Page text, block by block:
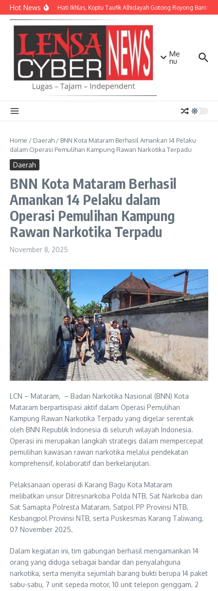
Lewati ke konten
Hot NewsDengan Hati Ikhlas, Koptu Taufik Alhidayah Gotong Royong Bantu
Me
nu
Home / Daerah / BNN Kota Mataram Berhasil Amankan 14 Pelaku
dalam Operasi Pemulihan Kampung Rawan Narkotika Terpadu
Daerah
BNN Kota Mataram Berhasil
Amankan 14 Pelaku dalam
Operasi Pemulihan Kampung
Rawan Narkotika Terpadu
November 8, 2025
LCN – Mataram, – Badan Narkotika Nasional (BNN) Kota
Mataram berpartisipasi aktif dalam Operasi Pemulihan
Kampung Rawan Narkotika Terpadu yang digelar serentak
oleh BNN Republik Indonesia di seluruh wilayah Indonesia.
Operasi ini merupakan langkah strategis dalam mempercepat
pemulihan kawasan rawan narkotika melalui pendekatan
komprehensif, kolaboratif dan berkelanjutan.
Pelaksanaan operasi di Karang Bagu Kota Mataram
melibatkan unsur Ditresnarkoba Polda NTB, Sat Narkoba dan
Sat Samapta Polresta Mataram, Satpol PP Provinsi NTB,
Kesbangpol Provinsi NTB, serta Puskesmas Karang Taliwang,
07 November 2025.
Dalam kegiatan ini, tim gabungan berhasil mengamankan 14
orang yang diduga sebagai bandar dan penyalahguna
narkotika, serta menyita sejumlah barang bukti berupa 14 paket
sabu-sabu, 7 unit sepeda motor, 10 unit telepon genggam, 2